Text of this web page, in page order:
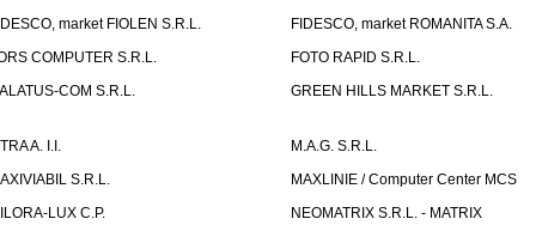
market FIOLEN S.R.L.
FIDESCO, market ROMANITA S.A.
COMPUTER S.R.L.
FOTO RAPID S.R.L.
COM S.R.L.
GREEN HILLS MARKET S.R.L.
A. I.I.
M.A.G. S.R.L.
S.R.L.
MAXLINIE / Computer Center MCS
LUX C.P.
NEOMATRIX S.R.L. - MATRIX